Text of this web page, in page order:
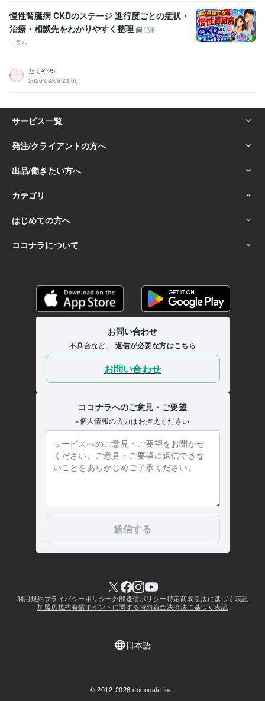
慢性腎臓病 CKDのステージ 進行度ごとの症状・
治療・相談先をわかりやすく整理
記事
コラム
たくや25
2026/08/06 23:06